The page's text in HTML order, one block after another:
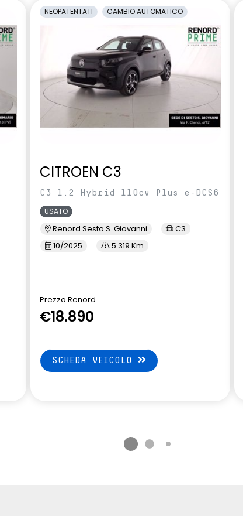
NEOPATENTATI CAMBIO AUTOMATICO
CITROEN C3
C3 1.2 Hybrid 110cv Plus e-DCS6
USATO
Renord Sesto S. Giovanni
C3
10/2025
5.319 Km
Prezzo Renord
€18.890
SCHEDA VEICOLO